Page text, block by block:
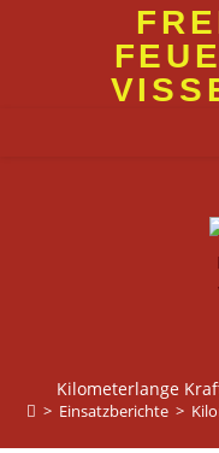
Kilometerlange
> Einsatzberichte >